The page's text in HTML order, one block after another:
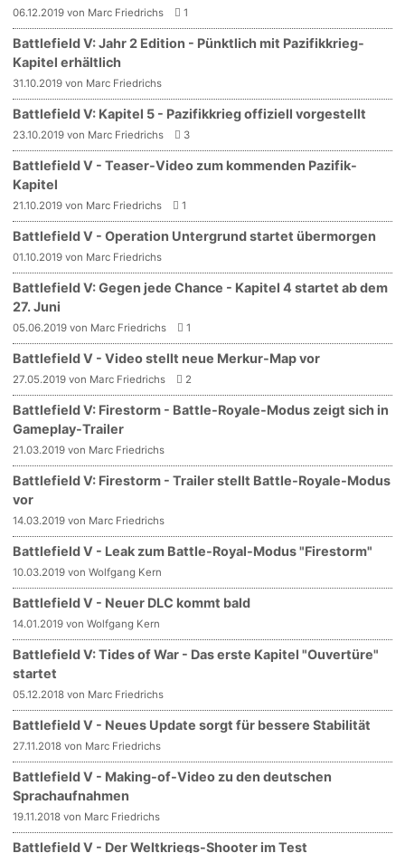
06.12.2019 von Marc Friedrichs 1
Battlefield V: Jahr 2 Edition - Pünktlich mit Pazifikkrieg-
Kapitel erhältlich
31.10.2019 von Marc Friedrichs
Battlefield V: Kapitel 5 - Pazifikkrieg offiziell vorgestellt
23.10.2019 von Marc Friedrichs 3
Battlefield V - Teaser-Video zum kommenden Pazifik-
Kapitel
21.10.2019 von Marc Friedrichs 1
Battlefield V - Operation Untergrund startet übermorgen
01.10.2019 von Marc Friedrichs
Battlefield V: Gegen jede Chance - Kapitel 4 startet ab dem
27. Juni
05.06.2019 von Marc Friedrichs 1
Battlefield V - Video stellt neue Merkur-Map vor
27.05.2019 von Marc Friedrichs 2
Battlefield V: Firestorm - Battle-Royale-Modus zeigt sich in
Gameplay-Trailer
21.03.2019 von Marc Friedrichs
Battlefield V: Firestorm - Trailer stellt Battle-Royale-Modus
vor
14.03.2019 von Marc Friedrichs
Battlefield V - Leak zum Battle-Royal-Modus "Firestorm"
10.03.2019 von Wolfgang Kern
Battlefield V - Neuer DLC kommt bald
14.01.2019 von Wolfgang Kern
Battlefield V: Tides of War - Das erste Kapitel "Ouvertüre"
startet
05.12.2018 von Marc Friedrichs
Battlefield V - Neues Update sorgt für bessere Stabilität
27.11.2018 von Marc Friedrichs
Battlefield V - Making-of-Video zu den deutschen
Sprachaufnahmen
19.11.2018 von Marc Friedrichs
Battlefield V - Der Weltkriegs-Shooter im Test